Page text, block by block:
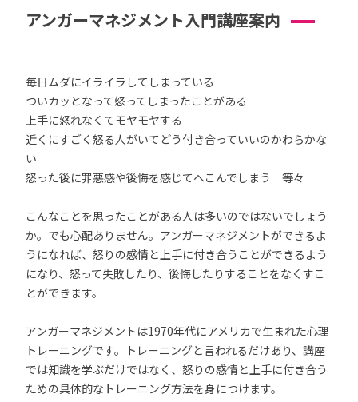
アンガーマネジメント入門講座案内
毎日ムダにイライラしてしまっている
ついカッとなって怒ってしまったことがある
上手に怒れなくてモヤモヤする
近くにすごく怒る人がいてどう付き合っていいのかわらかな
い
怒った後に罪悪感や後悔を感じてへこんでしまう 等々
こんなことを思ったことがある人は多いのではないでしょう
か。でも心配ありません。アンガーマネジメントができるよ
うになれば、怒りの感情と上手に付き合うことができるよう
になり、怒って失敗したり、後悔したりすることをなくすこ
とができます。
アンガーマネジメントは1970年代にアメリカで生まれた心理
トレーニングです。トレーニングと言われるだけあり、講座
では知識を学ぶだけではなく、怒りの感情と上手に付き合う
ための具体的なトレーニング方法を身につけます。